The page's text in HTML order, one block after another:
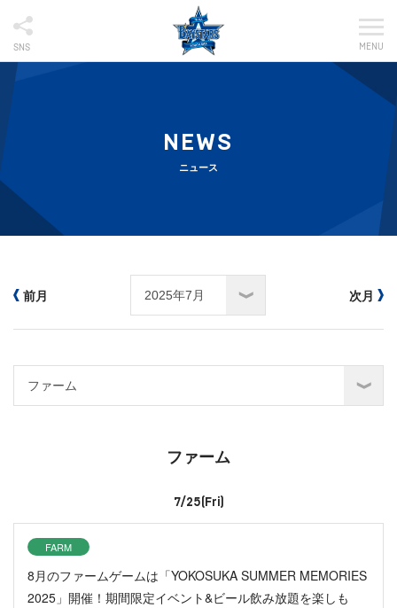
SNS MENU
NEWS
ニュース
前月 次月
ファーム
7/25(Fri)
FARM
8月のファームゲームは「YOKOSUKA SUMMER MEMORIES
2025」開催！期間限定イベント&ビール飲み放題を楽しも